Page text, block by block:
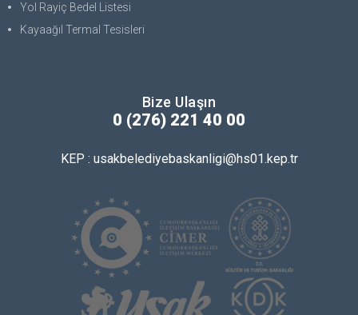
Yol Rayiç Bedel Listesi
Kayaağıl Termal Tesisleri
Bize Ulaşın
0 (276) 221 40 00
KEP : usakbelediyebaskanligi@hs01.kep.tr